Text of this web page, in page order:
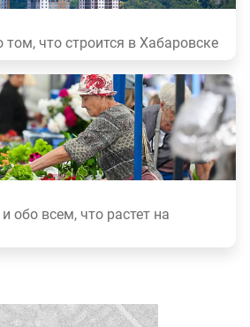
что строится в Хабаровске
обо всем, что растет на